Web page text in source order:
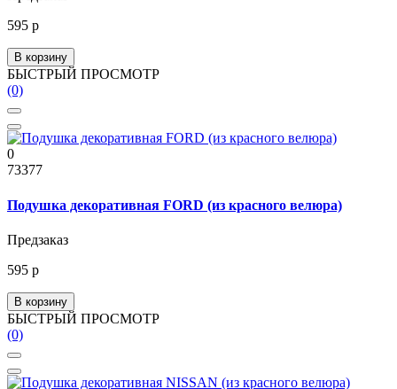
595 р
В корзину
БЫСТРЫЙ ПРОСМОТР
(0)
0
73377
Подушка декоративная FORD (из красного велюра)
Предзаказ
595 р
В корзину
БЫСТРЫЙ ПРОСМОТР
(0)